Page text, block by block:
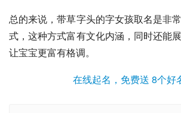
总的来说，带草字头的字女孩取名是非
式，这种方式富有文化内涵，同时还能
让宝宝更富有格调。
在线起名，免费送 8个好